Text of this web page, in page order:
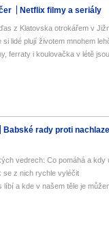
Netflix filmy a seriály
z Klatovska otrokářem v
lidé plují životem mnohem
ferraty i koulovačka v létě
Babské rady proti
vedrech: Co pomáhá a kdy
se z nich rychle vyléčit
líbí a kde v našem těle je